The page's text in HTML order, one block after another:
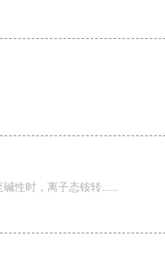
性时，离子态铵转......